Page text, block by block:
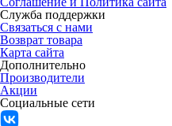
Служба поддержки
Связаться с нами
Возврат товара
Карта сайта
Дополнительно
Производители
Акции
Социальные сети